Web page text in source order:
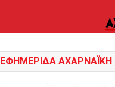
ΕΦΗΜΕΡΙΔΑ ΑΧΑΡΝΑΪΚΗ